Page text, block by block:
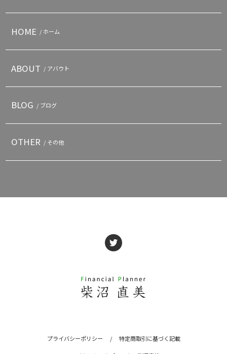
HOME / ホーム
ABOUT / アバウト
BLOG / ブログ
OTHER / その他
プライバシーポリシー / 特定商取引に基づく記載